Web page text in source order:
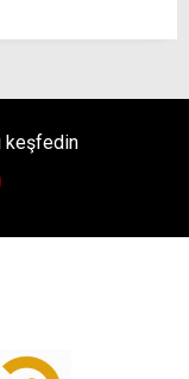
keşfedin